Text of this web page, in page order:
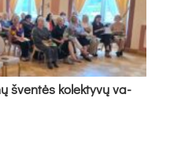
šven­tės ko­lek­ty­vų va­